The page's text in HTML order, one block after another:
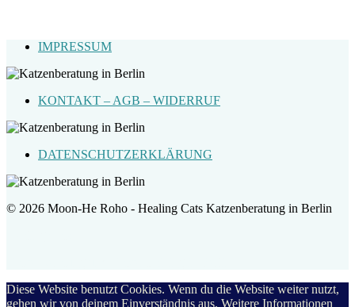
IMPRESSUM
KONTAKT – AGB – WIDERRUF
DATENSCHUTZERKLÄRUNG
© 2026 Moon-He Roho - Healing Cats Katzenberatung in Berlin
Diese Website benutzt Cookies. Wenn du die Website weiter nutzt,
gehen wir von deinem Einverständnis aus. Weitere Informationen